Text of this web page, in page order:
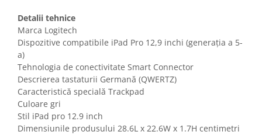
Ingrijire personala & Cosmetice
Accesorii aparate de ras electrice
Accesorii aparate hair styling
Aparate & Accesorii ingrijire
personala
Aparate cosmetice
Articole Sanatate si Wellness
Consumabile sanitare
Detalii tehnice
Marca Logitech
Dispozitive compatibile iPad Pro 12,9 inchi (generația a 5-
a)
Tehnologia de conectivitate Smart Connector
Descrierea tastaturii Germană (QWERTZ)
Caracteristică specială Trackpad
Culoare gri
Stil iPad pro 12.9 inch
Dimensiunile produsului 28.6L x 22.6W x 1.7H centimetri